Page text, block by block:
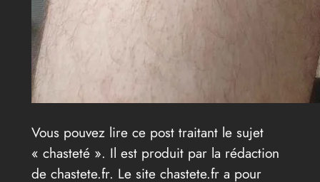
Vous pouvez lire ce post traitant le sujet
« chasteté ». Il est produit par la rédaction
de chastete.fr. Le site chastete.fr a pour